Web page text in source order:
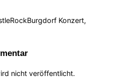
Konzert,
nicht veröffentlicht.